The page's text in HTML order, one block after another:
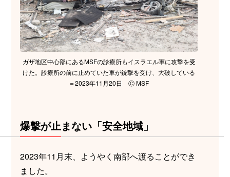
ガザ地区中心部にあるMSFの診療所もイスラエル軍に攻撃を受
けた。診療所の前に止めていた車が銃撃を受け、大破している
＝2023年11月20日 Ⓒ MSF
爆撃が止まない「安全地域」
2023年11月末、ようやく南部へ渡ることができ
ました。